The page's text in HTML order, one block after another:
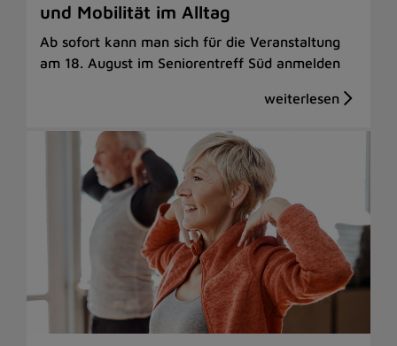
und Mobilität im Alltag
Ab sofort kann man sich für die Veranstaltung
am 18. August im Seniorentreff Süd anmelden